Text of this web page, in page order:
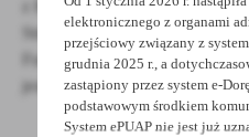
treści w postaci wiadomości,
społecznościowych.
z Rządowego Funduszu
Strategicznych oraz budżetu
Funduszu Rozwoju Kultury
jest Minister Sportu i Turystyki.
elektronicznego z organami
przejściowy związany z
grudnia 2025 r., a
zastąpiony przez system e-
podstawowym środkiem
System ePUAP nie jest już